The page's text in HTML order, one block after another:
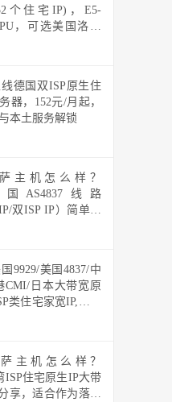
个住宅IP)，E5-
，可选美国洛杉
GIA国际精品网
德国双ISP原生住
器，152元/月起，
本土服务解锁
萨主机怎么样？
国AS4837线路
双ISP IP）简单测
9929/美国4837/中
CMI/日本大带宽原
类住宅家宽IP,原生
数据好
萨主机怎么样？
ISP住宅原生IP大带
享，适合作为落地